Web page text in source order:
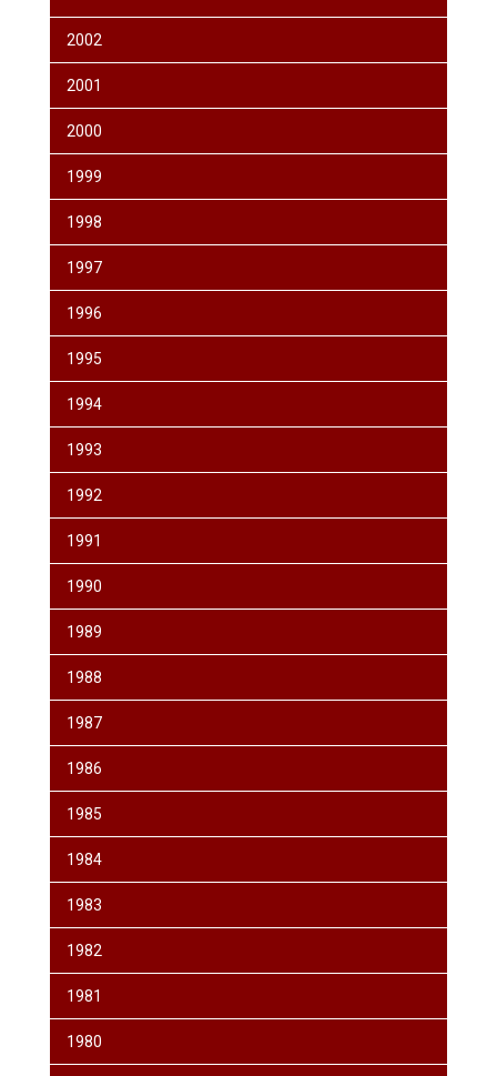
2002
2001
2000
1999
1998
1997
1996
1995
1994
1993
1992
1991
1990
1989
1988
1987
1986
1985
1984
1983
1982
1981
1980